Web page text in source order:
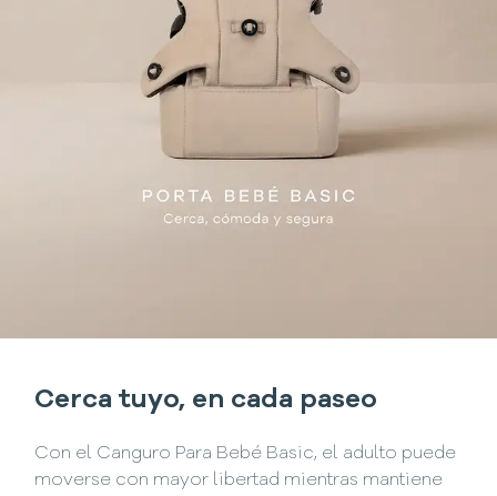
Cerca tuyo, en cada paseo
Con el Canguro Para Bebé Basic, el adulto puede
moverse con mayor libertad mientras mantiene